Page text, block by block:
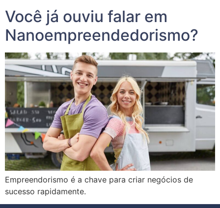
Você já ouviu falar em
Nanoempreendedorismo?
Empreendorismo é a chave para criar negócios de
sucesso rapidamente.